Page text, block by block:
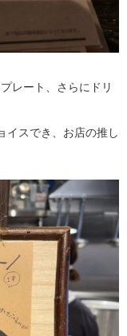
レート、さらにドリ
イスでき、お店の推し